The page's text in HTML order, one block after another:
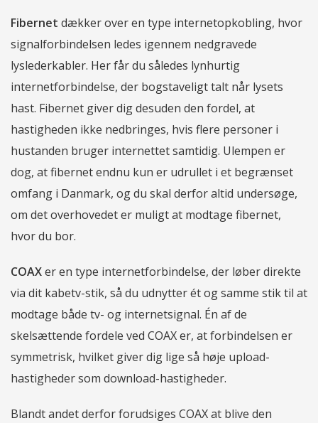
Fibernet dækker over en type internetopkobling, hvor
signalforbindelsen ledes igennem nedgravede
lyslederkabler. Her får du således lynhurtig
internetforbindelse, der bogstaveligt talt når lysets
hast. Fibernet giver dig desuden den fordel, at
hastigheden ikke nedbringes, hvis flere personer i
hustanden bruger internettet samtidig. Ulempen er
dog, at fibernet endnu kun er udrullet i et begrænset
omfang i Danmark, og du skal derfor altid undersøge,
om det overhovedet er muligt at modtage fibernet,
hvor du bor.
COAXer en type internetforbindelse, der løber direkte
via dit kabetv-stik, så du udnytter ét og samme stik til at
modtage både tv- og internetsignal. Én af de
skelsættende fordele ved COAX er, at forbindelsen er
symmetrisk, hvilket giver dig lige så høje upload-
hastigheder som download-hastigheder.
Blandt andet derfor forudsiges COAX at blive den